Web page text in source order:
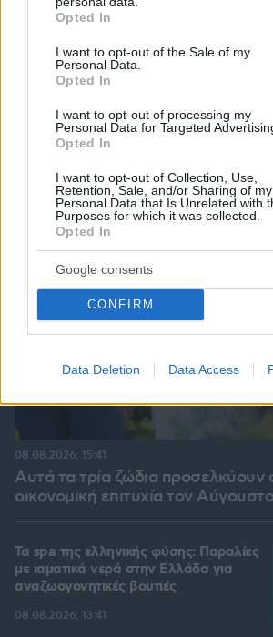
grant or deny consent to Google and its
use your data for below specified
consent section.
Opted In
I want to opt-out of the Sale of my
Personal Data.
Opted In
I want to opt-out of processing my
Personal Data for Targeted
Opted In
I want to opt-out of Collection, Use,
Retention, Sale, and/or Sharing of my
Personal Data that Is Unrelated with
Purposes for which it was collected.
Opted In
Google consents
CONFIRM
Data Deletion Data Access
κλέφτες αυτοκινήτων στην Ελλάδα
Αυτά τα τρία ζώδια προσελκύουν
οικονομική επιτυχία τον Αύγουστο
08.08.2026, 15:41
Τα spa της ελληνικής φύσης: Παραλίες
με ιαματικά νερά στην Ελλάδα για
αναζωογονητικές βουτιές
08.08.2026, 13:41